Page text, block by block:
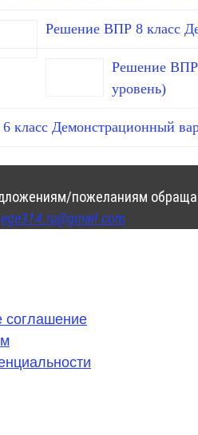
Решение ВПР 8 класс
Решение ВПР
уровень)
класс Демонстрационный
пожеланиям
ege314.ru@gmail.com
соглашение